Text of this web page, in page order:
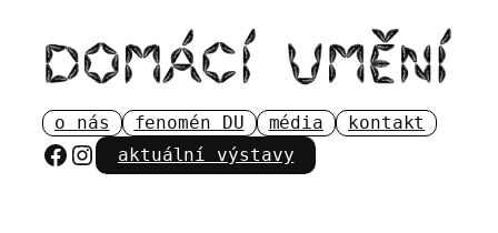
obsah
o nás fenomén DU média kontakt
Facebook
Instagram
aktuální výstavy